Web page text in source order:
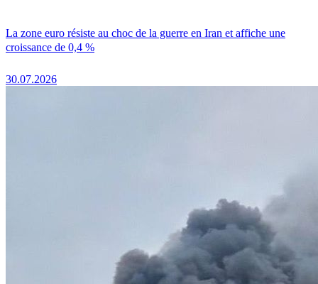
La zone euro résiste au choc de la guerre en Iran et affiche une
croissance de 0,4 %
30.07.2026